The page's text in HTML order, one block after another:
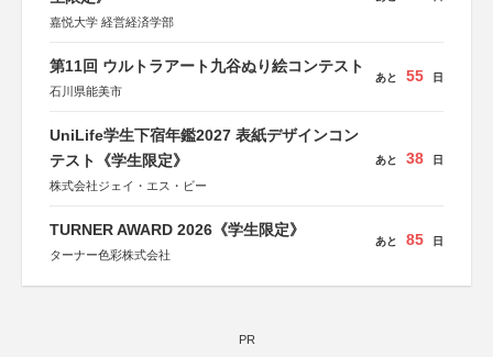
嘉悦大学 経営経済学部
第11回 ウルトラアート九谷ぬり絵コンテスト
石川県能美市
あと 55 日
UniLife学生下宿年鑑2027 表紙デザインコン
テスト《学生限定》
株式会社ジェイ・エス・ビー
あと 38 日
TURNER AWARD 2026《学生限定》
ターナー色彩株式会社
あと 85 日
PR